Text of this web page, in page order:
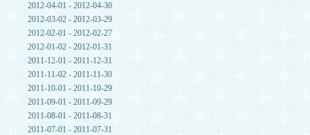
2012-04-01 - 2012-04-30
2012-03-02 - 2012-03-29
2012-02-01 - 2012-02-27
2012-01-02 - 2012-01-31
2011-12-01 - 2011-12-31
2011-11-02 - 2011-11-30
2011-10-01 - 2011-10-29
2011-09-01 - 2011-09-29
2011-08-01 - 2011-08-31
2011-07-01 - 2011-07-31